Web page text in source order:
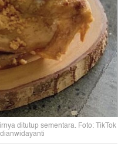
ditutup sementara. Foto: TikTok